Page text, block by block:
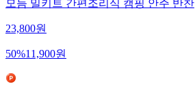
모듬 밀키트 간편조리식 캠핑 안주 반찬
23,800원
50%11,900원